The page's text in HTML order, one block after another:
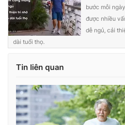
bước mỗi
được nhiều
dễ ngủ, cải
dài tuổi thọ.
Tin liên quan